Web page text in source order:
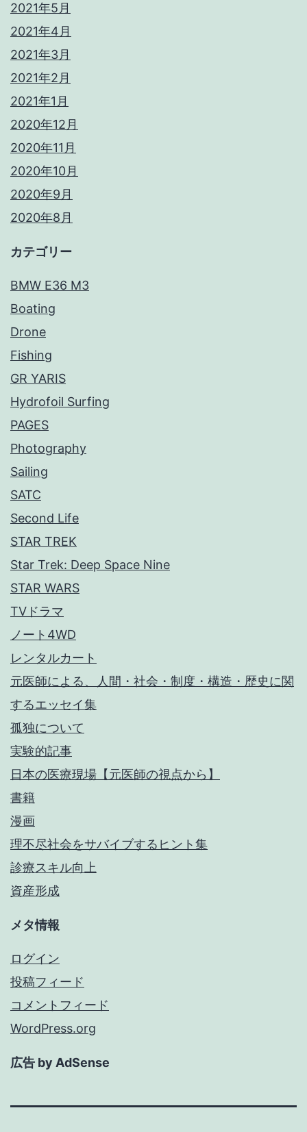
2021年5月
2021年4月
2021年3月
2021年2月
2021年1月
2020年12月
2020年11月
2020年10月
2020年9月
2020年8月
カテゴリー
BMW E36 M3
Boating
Drone
Fishing
GR YARIS
Hydrofoil Surfing
PAGES
Photography
Sailing
SATC
Second Life
STAR TREK
Star Trek: Deep Space Nine
STAR WARS
TVドラマ
ノート4WD
レンタルカート
元医師による、人間・社会・制度・構造・歴史に関
するエッセイ集
孤独について
実験的記事
日本の医療現場【元医師の視点から】
書籍
漫画
理不尽社会をサバイブするヒント集
診療スキル向上
資産形成
メタ情報
ログイン
投稿フィード
コメントフィード
WordPress.org
広告 by AdSense